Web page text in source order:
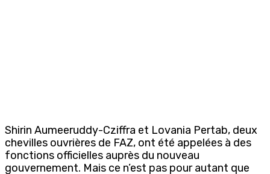
Shirin Aumeeruddy-Cziffra et Lovania Pertab, deux
chevilles ouvrières de FAZ, ont été appelées à des
fonctions officielles auprès du nouveau
gouvernement. Mais ce n’est pas pour autant que